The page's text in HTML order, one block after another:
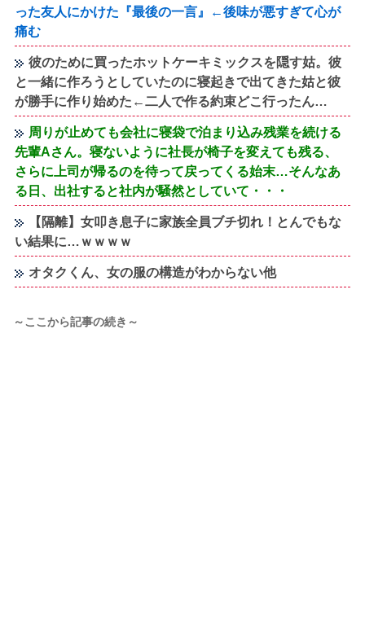
った友人にかけた『最後の一言』←後味が悪すぎて心が
痛む
彼のために買ったホットケーキミックスを隠す姑。彼
と一緒に作ろうとしていたのに寝起きで出てきた姑と彼
が勝手に作り始めた←二人で作る約束どこ行ったん…
周りが止めても会社に寝袋で泊まり込み残業を続ける
先輩Aさん。寝ないように社長が椅子を変えても残る、
さらに上司が帰るのを待って戻ってくる始末…そんなあ
る日、出社すると社内が騒然としていて・・・
【隔離】女叩き息子に家族全員ブチ切れ！とんでもな
い結果に…ｗｗｗｗ
オタクくん、女の服の構造がわからない他
～ここから記事の続き～